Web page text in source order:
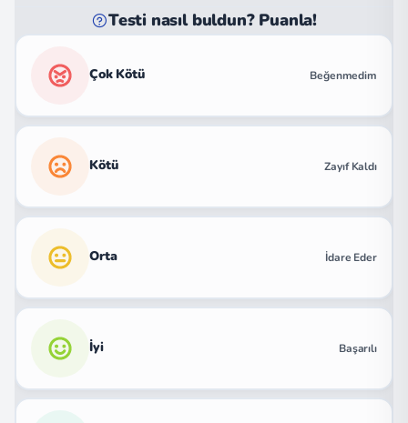
Testi nasıl buldun? Puanla!
Çok Kötü Beğenmedim
Kötü Zayıf Kaldı
Orta İdare Eder
İyi Başarılı